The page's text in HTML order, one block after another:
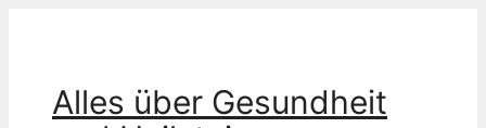
Alles über Gesundheit